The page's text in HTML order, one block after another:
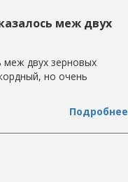
меж двух
меж двух зерновых
но очень
Подробнее